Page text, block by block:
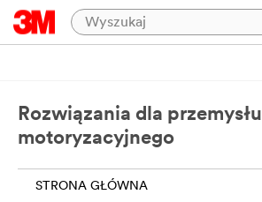
Rozwiązania dla przemysłu
motoryzacyjnego
STRONA GŁÓWNA